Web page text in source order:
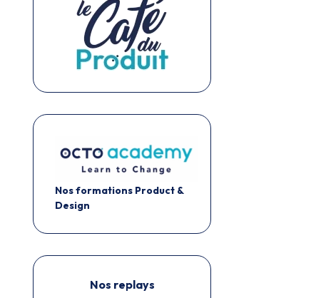
Nos formations Product &
Design
Nos replays